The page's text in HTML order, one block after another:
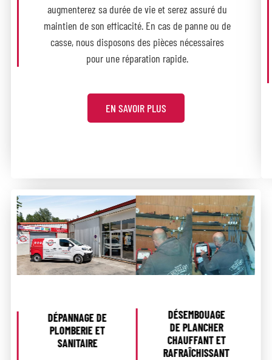
augmenterez sa durée de vie et serez assuré du
maintien de son efficacité. En cas de panne ou de
casse, nous disposons des pièces nécessaires
pour une réparation rapide.
EN SAVOIR PLUS
DÉPANNAGE DE
PLOMBERIE ET
SANITAIRE
DÉSEMBOUAGE
DE PLANCHER
CHAUFFANT ET
RAFRAÎCHISSANT